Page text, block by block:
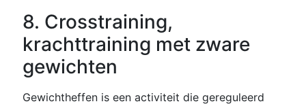
8. Crosstraining,
krachttraining met zware
gewichten
Gewichtheffen is een activiteit die gereguleerd